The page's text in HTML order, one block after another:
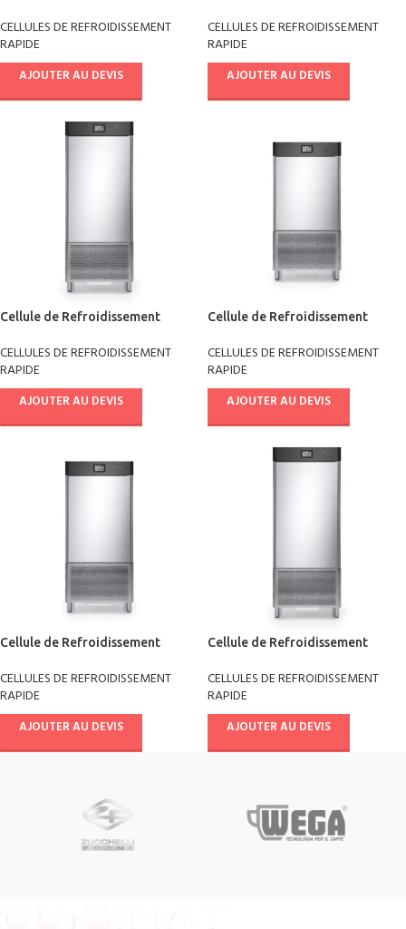
AB08E4021
CELLULES DE REFROIDISSEMENT
RAPIDE
AJOUTER AU DEVIS
AB10E4021
CELLULES DE REFROIDISSEMENT
RAPIDE
AJOUTER AU DEVIS
Cellule de Refroidissement
AB14E4021
CELLULES DE REFROIDISSEMENT
RAPIDE
AJOUTER AU DEVIS
Cellule de Refroidissement
+90°/-18° AB08E4041
CELLULES DE REFROIDISSEMENT
RAPIDE
AJOUTER AU DEVIS
Cellule de Refroidissement
+90°/-18° AB10E4041
CELLULES DE REFROIDISSEMENT
RAPIDE
AJOUTER AU DEVIS
Cellule de Refroidissement
+90°/-18° AB14E4041
CELLULES DE REFROIDISSEMENT
RAPIDE
AJOUTER AU DEVIS